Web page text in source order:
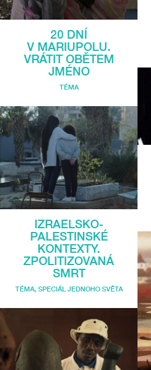
20 DNÍ
V MARIUPOLU.
VRÁTIT OBĚTEM
JMÉNO
TÉMA
IZRAELSKO-
PALESTINSKÉ
KONTEXTY.
ZPOLITIZOVANÁ
SMRT
TÉMA, SPECIÁL JEDNOHO SVĚTA